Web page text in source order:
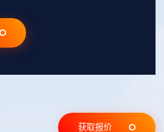
获取报价